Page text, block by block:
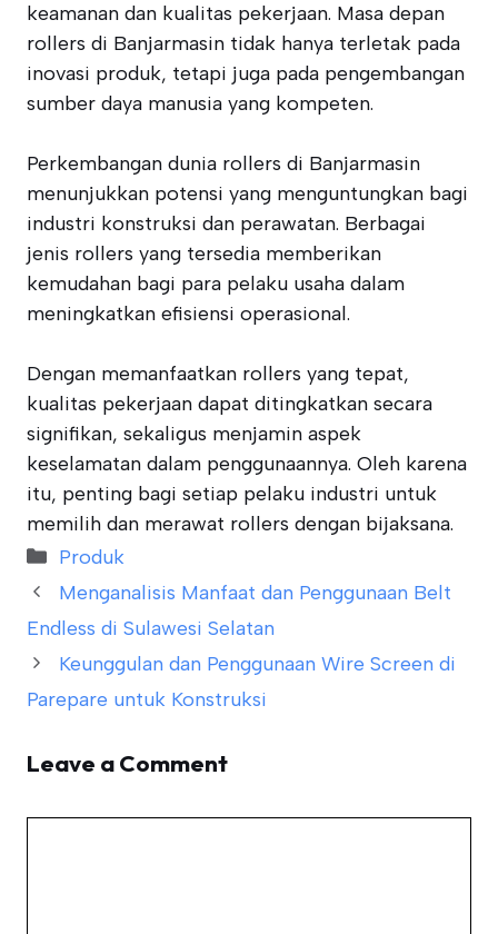
keamanan dan kualitas pekerjaan. Masa depan
rollers di Banjarmasin tidak hanya terletak pada
inovasi produk, tetapi juga pada pengembangan
sumber daya manusia yang kompeten.
Perkembangan dunia rollers di Banjarmasin
menunjukkan potensi yang menguntungkan bagi
industri konstruksi dan perawatan. Berbagai
jenis rollers yang tersedia memberikan
kemudahan bagi para pelaku usaha dalam
meningkatkan efisiensi operasional.
Dengan memanfaatkan rollers yang tepat,
kualitas pekerjaan dapat ditingkatkan secara
signifikan, sekaligus menjamin aspek
keselamatan dalam penggunaannya. Oleh karena
itu, penting bagi setiap pelaku industri untuk
memilih dan merawat rollers dengan bijaksana.
Categories
Produk
Menganalisis Manfaat dan Penggunaan Belt
Endless di Sulawesi Selatan
Keunggulan dan Penggunaan Wire Screen di
Parepare untuk Konstruksi
Leave a Comment